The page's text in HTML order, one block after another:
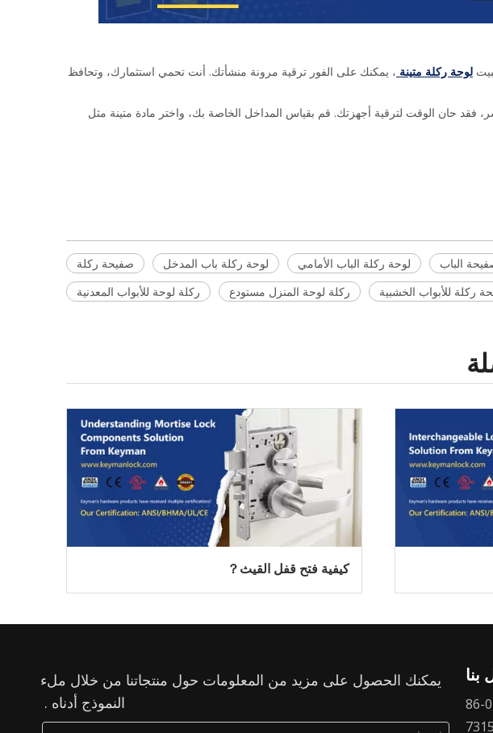
لوحة ركلة متينة ، يمكنك على الفور ترقية مرونة منشأتك. أنت تحمي استثمارك، وتحافظ
فقد حان الوقت لترقية أجهزتك. قم بقياس المداخل الخاصة بك، واختر مادة متينة مثل
صفيحة ركلة لوحة ركلة باب المدخل لوحة ركلة الباب الأمامي الباب
ركلة لوحة للأبواب المعدنية
ركلة لوحة المنزل مستودع ركلة للأبواب الخشبية
كيفية فتح قفل القيث？
بنا
: +86-0760-
يمكنك الحصول على مزيد من المعلومات حول منتجاتنا من خلال ملء
النموذج أدناه .